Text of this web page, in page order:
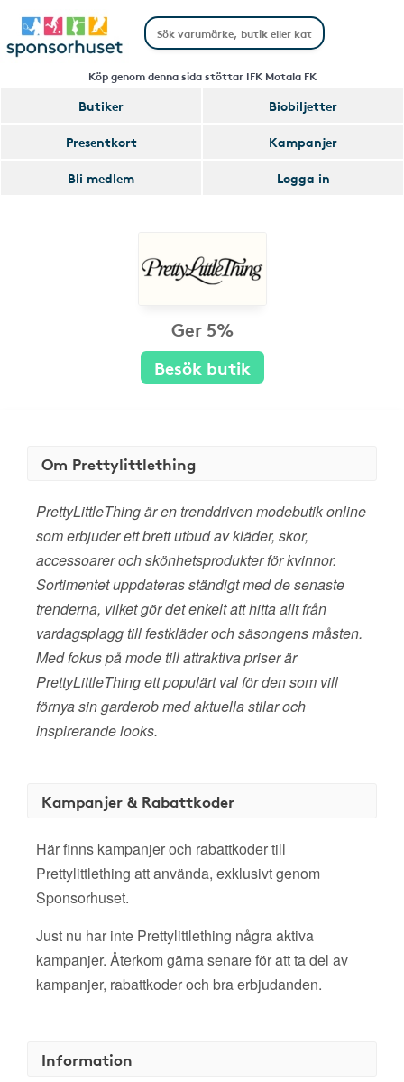
Köp genom denna sida stöttar IFK Motala FK
Butiker
Biobiljetter
Presentkort
Kampanjer
Bli medlem
Logga in
Ger 5%
Besök butik
Om Prettylittlething
PrettyLittleThing är en trenddriven modebutik online
som erbjuder ett brett utbud av kläder, skor,
accessoarer och skönhetsprodukter för kvinnor.
Sortimentet uppdateras ständigt med de senaste
trenderna, vilket gör det enkelt att hitta allt från
vardagsplagg till festkläder och säsongens måsten.
Med fokus på mode till attraktiva priser är
PrettyLittleThing ett populärt val för den som vill
förnya sin garderob med aktuella stilar och
inspirerande looks.
Kampanjer & Rabattkoder
Här finns kampanjer och rabattkoder till
Prettylittlething att använda, exklusivt genom
Sponsorhuset.
Just nu har inte Prettylittlething några aktiva
kampanjer. Återkom gärna senare för att ta del av
kampanjer, rabattkoder och bra erbjudanden.
Information